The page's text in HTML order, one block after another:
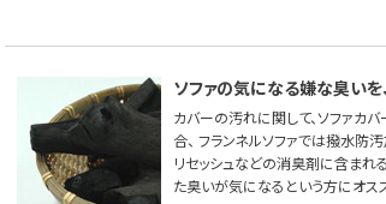
ソファの気になる嫌な臭い
カバーの汚れに関して、ソファカ
合、 フランネルソファでは撥水防
リセッシュなどの消臭剤に含まれ
た臭いが気になるという方にオス